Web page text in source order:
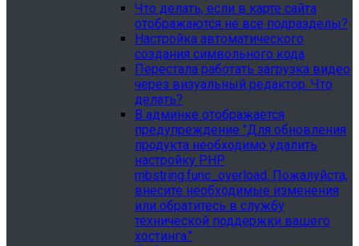
Что делать, если в карте сайта
отображаются не все подразделы?
Настройка автоматического
создания символьного кода
Перестала работать загрузка видео
через визуальный редактор. Что
делать?
В админке отображается
предупреждение "Для обновления
продукта необходимо удалить
настройку PHP
mbstring.func_overload. Пожалуйста,
внесите необходимые изменения
или обратитесь в службу
технической поддержки вашего
хостинга."